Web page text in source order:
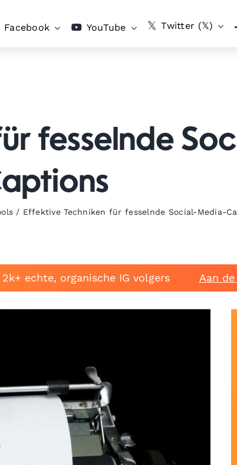
Facebook YouTube Twitter (𝕏)
fesselnde
/ Effektive Techniken für fesselnde Social-Media-
echte, organische IG volgers Aan